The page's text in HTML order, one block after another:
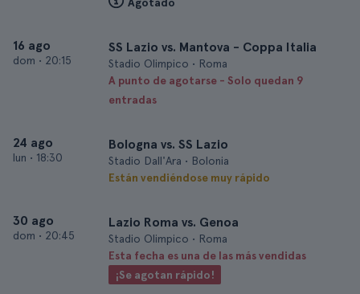
16 ago
dom • 20:15
SS Lazio vs. Mantova - Coppa Italia
Stadio Olimpico • Roma
A punto de agotarse - Solo quedan 9
entradas
24 ago
lun • 18:30
Bologna vs. SS Lazio
Stadio Dall'Ara • Bolonia
Están vendiéndose muy rápido
30 ago
dom • 20:45
Lazio Roma vs. Genoa
Stadio Olimpico • Roma
Esta fecha es una de las más vendidas
¡Se agotan rápido!